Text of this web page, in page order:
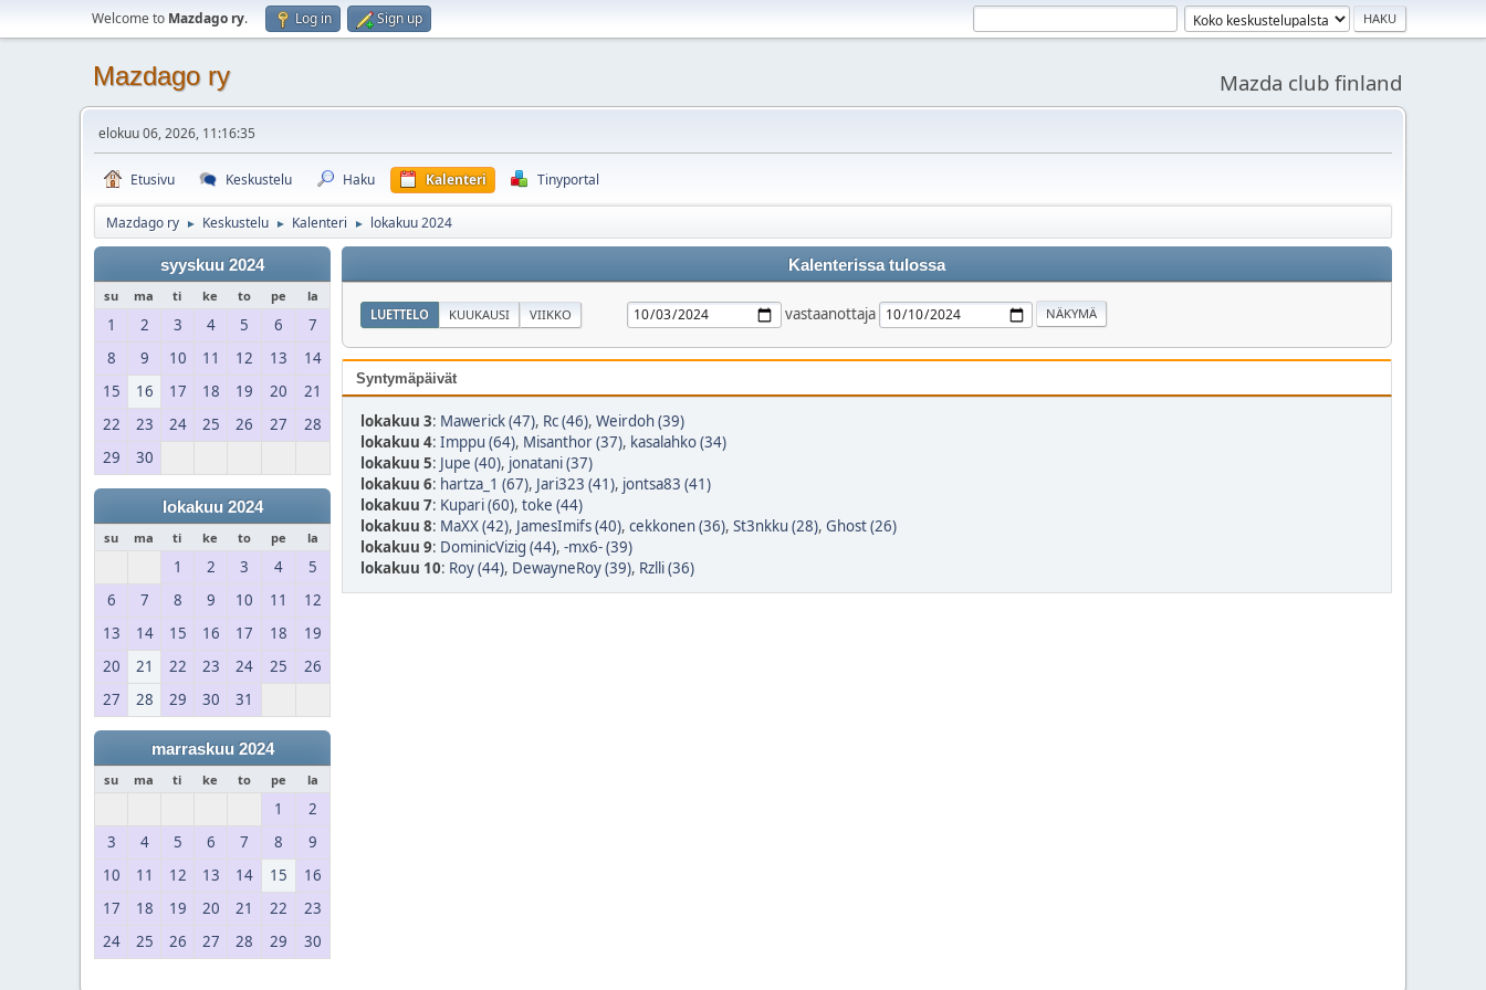
Welcome to Mazdago ry. Log in Sign up
Mazdago ry Mazda club finland
elokuu 06, 2026, 11:16:35
Etusivu Keskustelu Haku Kalenteri Tinyportal
Mazdago ry ► Keskustelu ► Kalenteri ► lokakuu 2024
syyskuu 2024
su ma ti ke to pe la
1 2 3 4 5 6
7
8
9 10 11 12 13
14
15
16 17 18 19 20
21
22
23 24 25 26 27
28
29
30
lokakuu 2024
su ma ti ke to pe la
1 2 3 4
5
6
7 8 9 10 11
12
13
14 15 16 17 18
19
20
21 22 23 24 25
26
27
28 29 30 31
marraskuu 2024
su ma ti ke to pe la
1
2
3
4 5 6 7 8
9
10
11 12 13 14 15
16
17
18 19 20 21 22
23
24
25 26 27 28 29 30
Kalenterissa tulossa
LUETTELO KUUKAUSI VIIKKO vastaanottaja
Syntymäpäivät
lokakuu 3: Mawerick (47), Rc (46), Weirdoh (39)
lokakuu 4: Imppu (64), Misanthor (37), kasalahko (34)
lokakuu 5: Jupe (40), jonatani (37)
lokakuu 6: hartza_1 (67), Jari323 (41), jontsa83 (41)
lokakuu 7: Kupari (60), toke (44)
lokakuu 8: MaXX (42), JamesImifs (40), cekkonen (36), St3nkku (28), Ghost (26)
lokakuu 9: DominicVizig (44), -mx6- (39)
lokakuu 10: Roy (44), DewayneRoy (39), Rzlli (36)